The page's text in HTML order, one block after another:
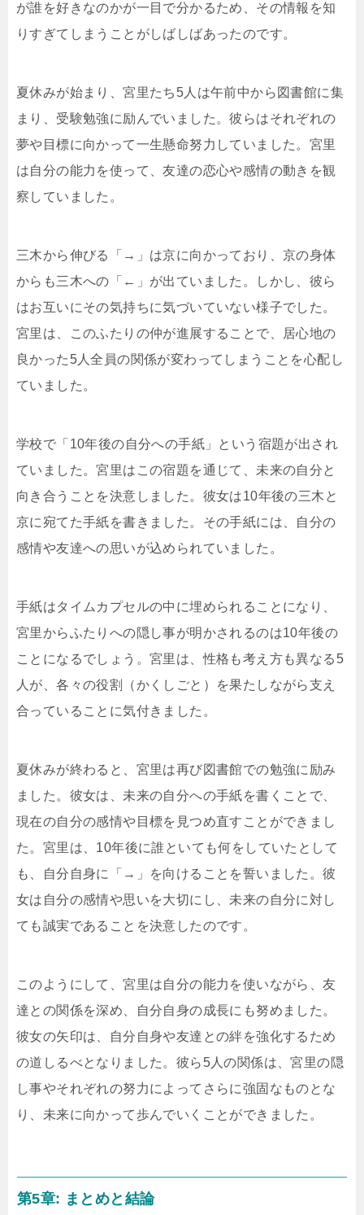
が誰を好きなのかが一目で分かるため、その情報を知
りすぎてしまうことがしばしばあったのです。
夏休みが始まり、宮里たち5人は午前中から図書館に集
まり、受験勉強に励んでいました。彼らはそれぞれの
夢や目標に向かって一生懸命努力していました。宮里
は自分の能力を使って、友達の恋心や感情の動きを観
察していました。
三木から伸びる「→」は京に向かっており、京の身体
からも三木への「←」が出ていました。しかし、彼ら
はお互いにその気持ちに気づいていない様子でした。
宮里は、このふたりの仲が進展することで、居心地の
良かった5人全員の関係が変わってしまうことを心配し
ていました。
学校で「10年後の自分への手紙」という宿題が出され
ていました。宮里はこの宿題を通じて、未来の自分と
向き合うことを決意しました。彼女は10年後の三木と
京に宛てた手紙を書きました。その手紙には、自分の
感情や友達への思いが込められていました。
手紙はタイムカプセルの中に埋められることになり、
宮里からふたりへの隠し事が明かされるのは10年後の
ことになるでしょう。宮里は、性格も考え方も異なる5
人が、各々の役割（かくしごと）を果たしながら支え
合っていることに気付きました。
夏休みが終わると、宮里は再び図書館での勉強に励み
ました。彼女は、未来の自分への手紙を書くことで、
現在の自分の感情や目標を見つめ直すことができまし
た。宮里は、10年後に誰といても何をしていたとして
も、自分自身に「→」を向けることを誓いました。彼
女は自分の感情や思いを大切にし、未来の自分に対し
ても誠実であることを決意したのです。
このようにして、宮里は自分の能力を使いながら、友
達との関係を深め、自分自身の成長にも努めました。
彼女の矢印は、自分自身や友達との絆を強化するため
の道しるべとなりました。彼ら5人の関係は、宮里の隠
し事やそれぞれの努力によってさらに強固なものとな
り、未来に向かって歩んでいくことができました。
第5章: まとめと結論